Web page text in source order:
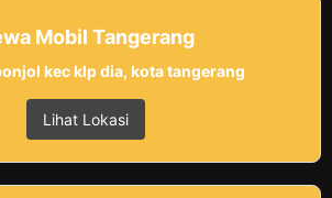
Mobil Tangerang
kec klp dia, kota tangerang
Lihat Lokasi